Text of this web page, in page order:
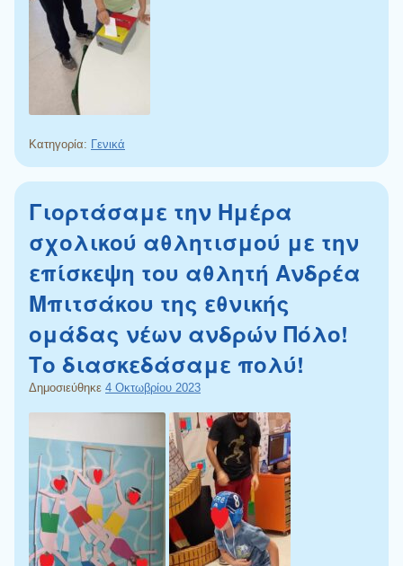
Κατηγορία: Γενικά
Γιορτάσαμε την Ημέρα
σχολικού αθλητισμού με την
επίσκεψη του αθλητή Ανδρέα
Μπιτσάκου της εθνικής
ομάδας νέων ανδρών Πόλο!
Το διασκεδάσαμε πολύ!
Δημοσιεύθηκε 4 Οκτωβρίου 2023